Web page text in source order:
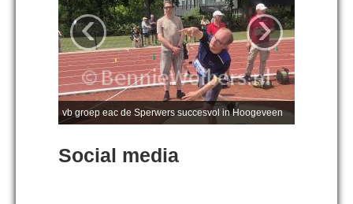
vb groep eac de Sperwers succesvol in Hoogeveen
‹ ›
Social media